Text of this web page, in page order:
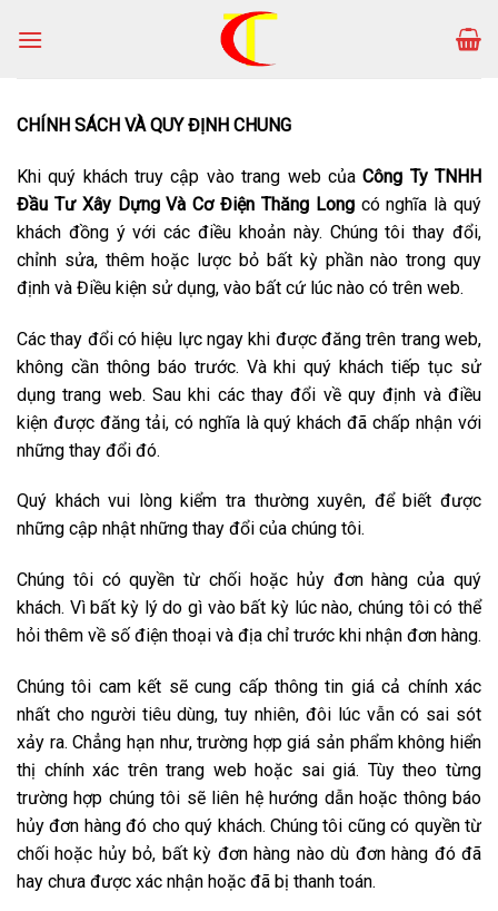
CHÍNH SÁCH VÀ QUY ĐỊNH CHUNG
Khi quý khách truy cập vào trang web củaCông Ty TNHH
Đầu Tư Xây Dựng Và Cơ Điện Thăng Long có nghĩa là quý
khách đồng ý với các điều khoản này. Chúng tôi thay đổi,
chỉnh sửa, thêm hoặc lược bỏ bất kỳ phần nào trong quy
định và Điều kiện sử dụng, vào bất cứ lúc nào có trên web.
Các thay đổi có hiệu lực ngay khi được đăng trên trang web,
không cần thông báo trước. Và khi quý khách tiếp tục sử
dụng trang web. Sau khi các thay đổi về quy định và điều
kiện được đăng tải, có nghĩa là quý khách đã chấp nhận với
những thay đổi đó.
Quý khách vui lòng kiểm tra thường xuyên, để biết được
những cập nhật những thay đổi của chúng tôi.
Chúng tôi có quyền từ chối hoặc hủy đơn hàng của quý
khách. Vì bất kỳ lý do gì vào bất kỳ lúc nào, chúng tôi có thể
hỏi thêm về số điện thoại và địa chỉ trước khi nhận đơn hàng.
Chúng tôi cam kết sẽ cung cấp thông tin giá cả chính xác
nhất cho người tiêu dùng, tuy nhiên, đôi lúc vẫn có sai sót
xảy ra. Chẳng hạn như, trường hợp giá sản phẩm không hiển
thị chính xác trên trang web hoặc sai giá. Tùy theo từng
trường hợp chúng tôi sẽ liên hệ hướng dẫn hoặc thông báo
hủy đơn hàng đó cho quý khách. Chúng tôi cũng có quyền từ
chối hoặc hủy bỏ, bất kỳ đơn hàng nào dù đơn hàng đó đã
hay chưa được xác nhận hoặc đã bị thanh toán.